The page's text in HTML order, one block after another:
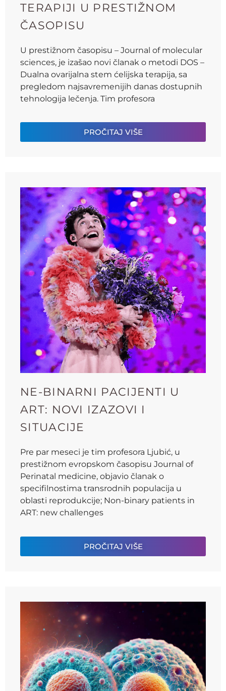
TERAPIJI U PRESTIŽNOM
ČASOPISU
U prestižnom časopisu – Journal of molecular
sciences, je izašao novi članak o metodi DOS –
Dualna ovarijalna stem ćelijska terapija, sa
pregledom najsavremenijih danas dostupnih
tehnologija lečenja. Tim profesora
PROČITAJ VIŠE
NE-BINARNI PACIJENTI U
ART: NOVI IZAZOVI I
SITUACIJE
Pre par meseci je tim profesora Ljubić, u
prestižnom evropskom časopisu Journal of
Perinatal medicine, objavio članak o
specifilnostima transrodnih populacija u
oblasti reprodukcije; Non-binary patients in
ART: new challenges
PROČITAJ VIŠE